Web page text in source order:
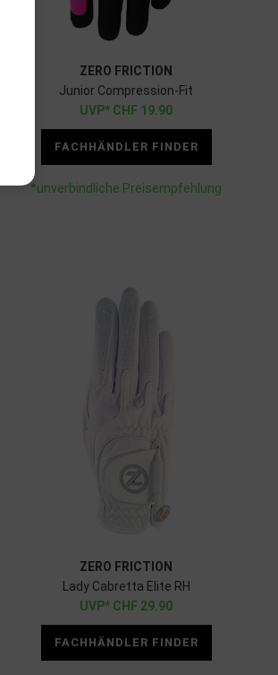
ZERO FRICTION
Junior Compression-Fit
CHF 19.90
FACHHÄNDLER FINDER
*unverbindliche Preisempfehlung
ZERO FRICTION
Lady Cabretta Elite RH
CHF 29.90
FACHHÄNDLER FINDER